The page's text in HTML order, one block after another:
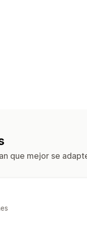
que mejor se